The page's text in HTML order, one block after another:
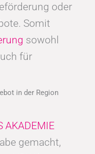
oder
Somit
sowohl
für
in der Region
AKADEMIE
gemacht,